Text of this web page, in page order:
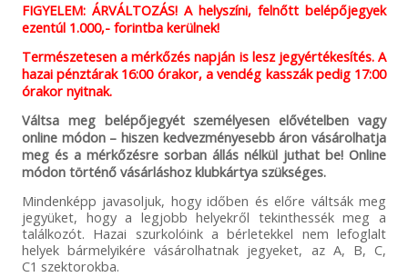
FIGYELEM: ÁRVÁLTOZÁS! A helyszíni, felnőtt belépőjegyek
ezentúl 1.000,- forintba kerülnek!
Természetesen a mérkőzés napján is lesz jegyértékesítés. A
hazai pénztárak 16:00 órakor, a vendég kasszák pedig 17:00
órakor nyitnak.
Váltsa meg belépőjegyét személyesen elővételben vagy
online módon – hiszen kedvezményesebb áron vásárolhatja
meg és a mérkőzésre sorban állás nélkül juthat be! Online
módon történő vásárláshoz klubkártya szükséges.
Mindenképp javasoljuk, hogy időben és előre váltsák meg
jegyüket, hogy a legjobb helyekről tekinthessék meg a
találkozót. Hazai szurkolóink a bérletekkel nem lefoglalt
helyek bármelyikére vásárolhatnak jegyeket, az A, B, C,
C1 szektorokba.